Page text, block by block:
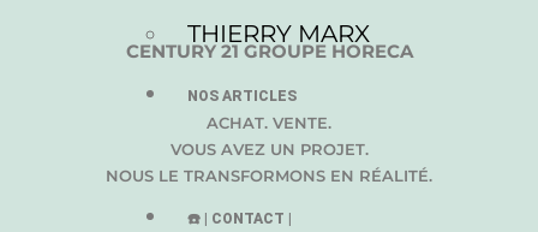
THIERRY MARX
NOS ARTICLES
☎️ | CONTACT |
CENTURY 21 GROUPE HORECA
ACHAT. VENTE.
VOUS AVEZ UN PROJET.
NOUS LE TRANSFORMONS EN RÉALITÉ.